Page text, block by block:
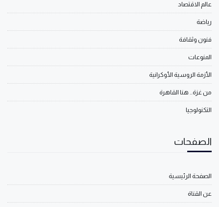
عالم الاقتصاد
رياضة
فنون وثقافة
المنوعات
الأزمة الروسية الأوكرانية
من غزة.. هنا القاهرة
التكنولوجيا
الصفحات
الصفحة الرئيسية
عن القناة